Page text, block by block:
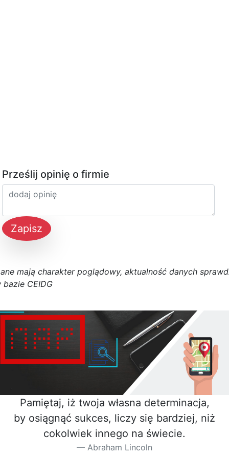
Prześlij opinię o firmie
Zapisz
ane mają charakter poglądowy, aktualność danych sprawd
bazie CEIDG
Pamiętaj, iż twoja własna determinacja,
by osiągnąć sukces, liczy się bardziej, niż
cokolwiek innego na świecie.
Abraham Lincoln